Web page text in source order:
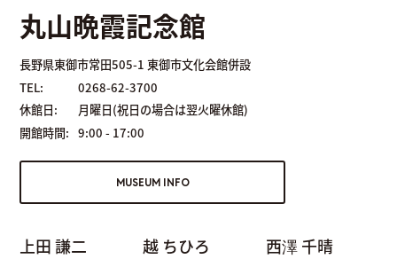
丸山晩霞記念館
長野県東御市常田505-1 東御市文化会館併設
TEL:
0268-62-3700
休館日:
月曜日(祝日の場合は翌火曜休館)
開館時間: 9:00 - 17:00
MUSEUM INFO
上田 謙二 越 ちひろ 西澤 千晴